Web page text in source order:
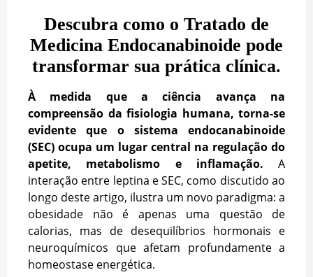
Descubra como o Tratado de
Medicina Endocanabinoide pode
transformar sua prática clínica.
À medida que a ciência avança na
compreensão da fisiologia humana, torna-se
evidente que o sistema endocanabinoide
(SEC) ocupa um lugar central na regulação do
apetite, metabolismo e inflamação. A
interação entre leptina e SEC, como discutido ao
longo deste artigo, ilustra um novo paradigma: a
obesidade não é apenas uma questão de
calorias, mas de desequilíbrios hormonais e
neuroquímicos que afetam profundamente a
homeostase energética.